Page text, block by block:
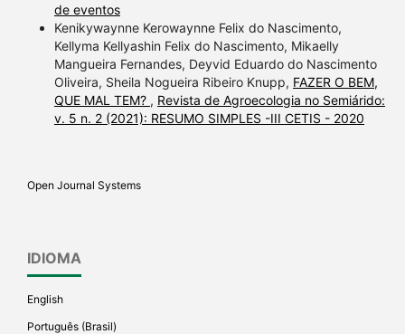
de eventos
Kenikywaynne Kerowaynne Felix do Nascimento,
Kellyma Kellyashin Felix do Nascimento, Mikaelly
Mangueira Fernandes, Deyvid Eduardo do Nascimento
Oliveira, Sheila Nogueira Ribeiro Knupp, FAZER O BEM,
QUE MAL TEM? , Revista de Agroecologia no Semiárido:
v. 5 n. 2 (2021): RESUMO SIMPLES -III CETIS - 2020
Open Journal Systems
IDIOMA
English
Português (Brasil)